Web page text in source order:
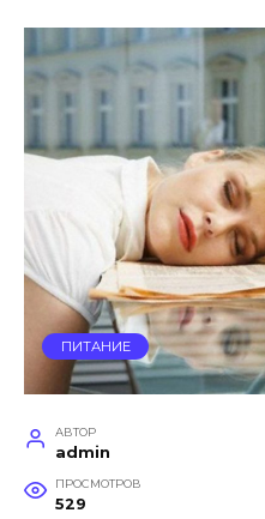
ПИТАНИЕ
АВТОР
admin
ПРОСМОТРОВ
529